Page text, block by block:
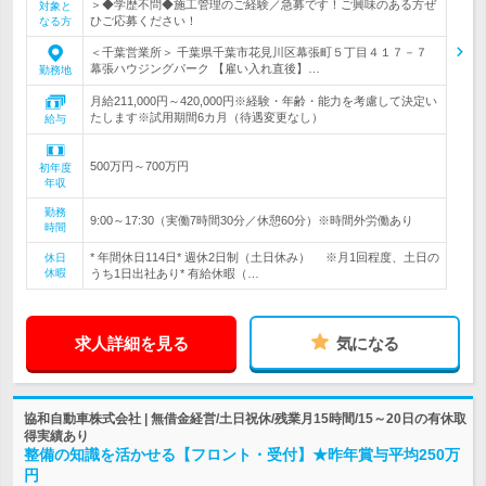
対象と
なる方
＞◆学歴不問◆施工管理のご経験／急募です！ご興味のある方ぜ
ひご応募ください！
勤務地
＜千葉営業所＞ 千葉県千葉市花見川区幕張町５丁目４１７－７
幕張ハウジングパーク 【雇い入れ直後】…
給与
月給211,000円～420,000円※経験・年齢・能力を考慮して決定い
たします※試用期間6カ月（待遇変更なし）
初年度
年収
500万円～700万円
勤務
時間
9:00～17:30（実働7時間30分／休憩60分）※時間外労働あり
休日
休暇
* 年間休日114日* 週休2日制（土日休み） ※月1回程度、土日の
うち1日出社あり* 有給休暇（…
求人詳細を見る 気になる
協和自動車株式会社 | 無借金経営/土日祝休/残業月15時間/15～20日の有休取
得実績あり
整備の知識を活かせる【フロント・受付】★昨年賞与平均250万
円